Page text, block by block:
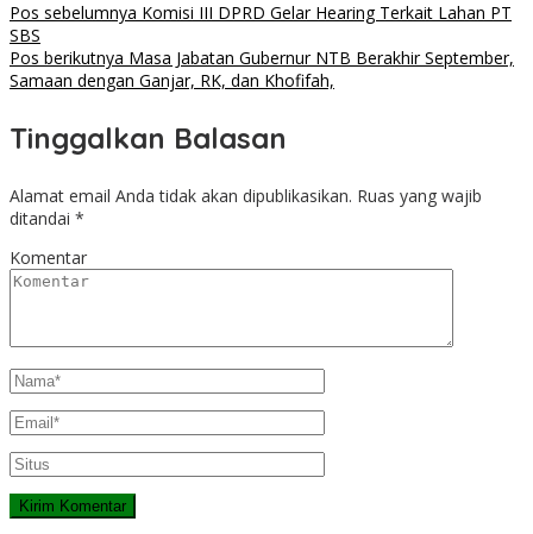
Pos sebelumnya Komisi III DPRD Gelar Hearing Terkait Lahan PT
SBS
Pos berikutnya Masa Jabatan Gubernur NTB Berakhir September,
Samaan dengan Ganjar, RK, dan Khofifah,
Tinggalkan Balasan
Alamat email Anda tidak akan dipublikasikan. Ruas yang wajib
ditandai *
Komentar